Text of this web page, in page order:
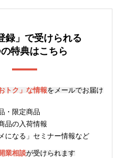
録」で受けられる
の特典はこちら
おトク」な情報をメールでお届け
・限定商品
品の入荷情報
メになる」セミナー情報など
業相談が受けられます